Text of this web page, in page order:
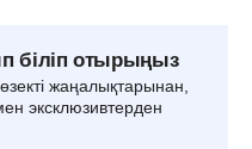
біліп отырыңыз
жаңалықтарынан,
эксклюзивтерден